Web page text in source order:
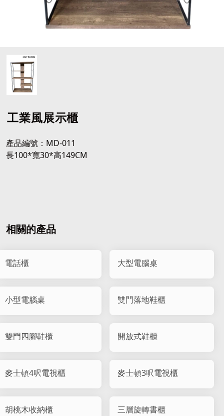
工業風展示櫃
產品編號：MD-011
長100*寬30*高149CM
相關的產品
電話櫃 大型電腦桌
小型電腦桌 雙門落地鞋櫃
雙門四腳鞋櫃 開放式鞋櫃
麥士頓4呎電視櫃 麥士頓3呎電視櫃
胡桃木收納櫃 三層旋轉書櫃